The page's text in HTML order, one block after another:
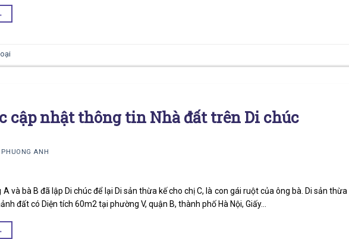
cập nhật thông tin Nhà đất trên Di chúc
PHUONG ANH
và bà B đã lập Di chúc để lại Di sản thừa kế cho chị C, là con gái ruột của ông bà. Di sản thừa
đất có Diện tích 60m2 tại phường V, quận B, thành phố Hà Nội, Giấy…